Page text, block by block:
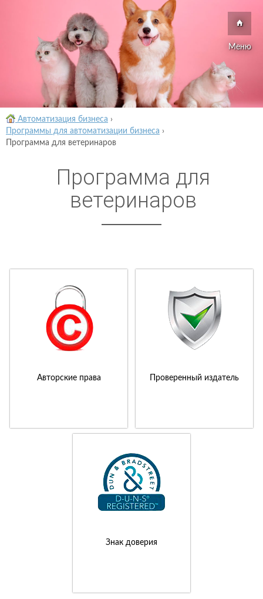
Меню
Автоматизация бизнеса ›
Программы для автоматизации бизнеса ›
Программа для ветеринаров
Программа для
ветеринаров
Авторские права Проверенный издатель
Знак доверия